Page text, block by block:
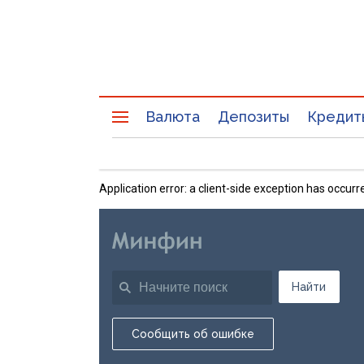
Валюта Депозиты
Application error: a client-side exception has
Найти
Сообщить об ошибке